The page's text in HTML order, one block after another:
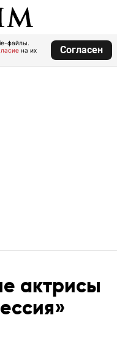
файлы.
на их
Согласен
актрисы